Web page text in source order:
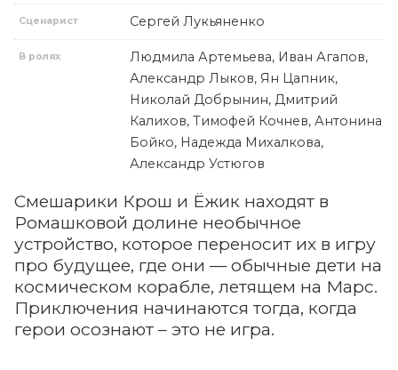
Сценарист Сергей Лукьяненко
В ролях
Людмила Артемьева, Иван Агапов,
Александр Лыков, Ян Цапник,
Николай Добрынин, Дмитрий
Калихов, Тимофей Кочнев, Антонина
Бойко, Надежда Михалкова,
Александр Устюгов
Смешарики Крош и Ёжик находят в
Ромашковой долине необычное
устройство, которое переносит их в игру
про будущее, где они — обычные дети на
космическом корабле, летящем на Марс.
Приключения начинаются тогда, когда
герои осознают – это не игра.